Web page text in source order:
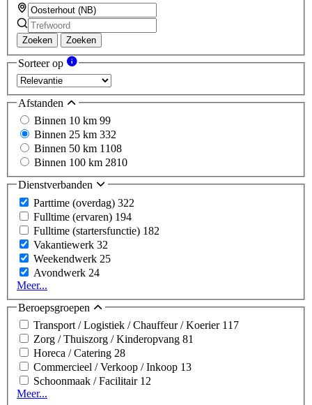
Zoeken Zoeken
Sorteer op
Afstanden
Binnen 10 km 99
Binnen 25 km 332
Binnen 50 km 1108
Binnen 100 km 2810
Dienstverbanden
Parttime (overdag) 322
Fulltime (ervaren) 194
Fulltime (startersfunctie) 182
Vakantiewerk 32
Weekendwerk 25
Avondwerk 24
Meer...
Beroepsgroepen
Transport / Logistiek / Chauffeur / Koerier 117
Zorg / Thuiszorg / Kinderopvang 81
Horeca / Catering 28
Commercieel / Verkoop / Inkoop 13
Schoonmaak / Facilitair 12
Meer...